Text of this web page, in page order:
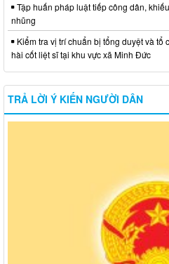
Tập huấn pháp luật tiếp công dân,
nhũng
Kiểm tra vị trí chuẩn bị tổng duyệt và tổ
hài cốt liệt sĩ tại khu vực xã Minh Đức
TRẢ LỜI Ý KIẾN NGƯỜI DÂN